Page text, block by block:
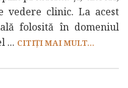
vedere clinic. La acest
folosită în domeniul
... CITIȚI MAI MULT...